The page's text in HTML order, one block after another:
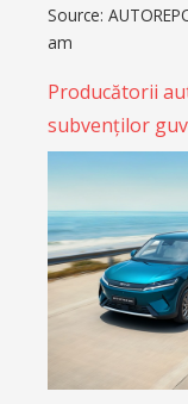
Source:
am
Producătorii
subvenților